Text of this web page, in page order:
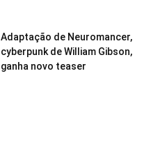
Adaptação de Neuromancer,
cyberpunk de William Gibson,
ganha novo teaser